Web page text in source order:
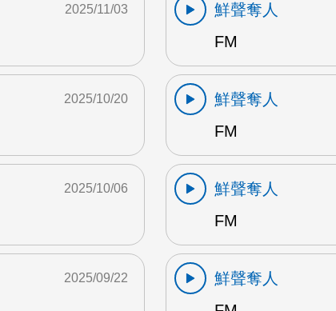
2025/11/03
鮮聲奪人
FM
2025/10/20
鮮聲奪人
FM
2025/10/06
鮮聲奪人
FM
2025/09/22
鮮聲奪人